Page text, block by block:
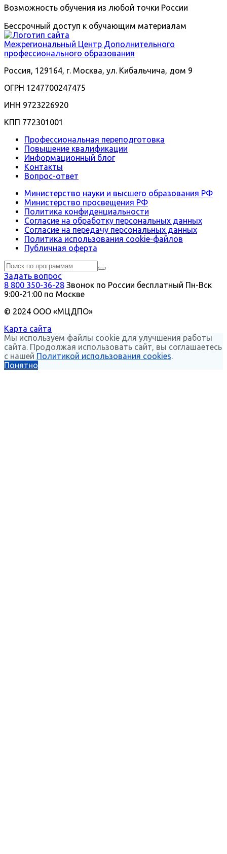
Возможность обучения из любой точки России
Бессрочный доступ к обучающим материалам
Межрегиональный Центр Дополнительного
профессионального образования
Россия, 129164, г. Москва, ул. Кибальчича, дом 9
ОГРН 1247700247475
ИНН 9723226920
КПП 772301001
Профессиональная переподготовка
Повышение квалификации
Информационный блог
Контакты
Вопрос-ответ
Министерство науки и высшего образования РФ
Министерство просвещения РФ
Политика конфиденциальности
Согласие на обработку персональных данных
Согласие на передачу персональных данных
Политика использования сookie-файлов
Публичная оферта
Задать вопрос
8 800 350-36-28 Звонок по России бесплатный Пн-Вск
9:00-21:00 по Москве
© 2024 ООО «МЦДПО»
Карта сайта
Мы используем файлы cookie для улучшения работы
сайта. Продолжая использовать сайт, вы соглашаетесь
с нашей Политикой использования cookies
Понятно